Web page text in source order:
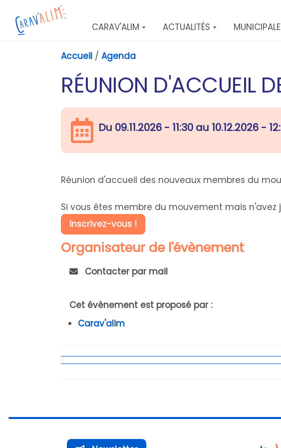
Aller au contenu principal
CARAV'ALIM
ACTUALITÉS
Accueil / Agenda
RÉUNION D'ACCUEIL
Du 09.11.2026 - 11:30 au 10.12.2026 -
Réunion d'accueil des nouveaux membres du
Si vous êtes membre du mouvement mais
inscrivez-vous !
Organisateur de l'évènement
Contacter par mail
Cet évènement est proposé par :
Carav'alim